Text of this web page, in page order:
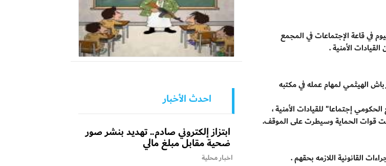
قاعة الإجتماعات في المجمع
الأمنية .
الهيثمي لمهام عمله في مكتبه
إجتماعا" للقيادات الأمنية ،
قوات الحماية وسيطرت على الموقف.
القانونية اللازمه بحقهم .
احدث الأخبار
ابتزاز إلكتروني صادم.. تهديد بنشر صور
ضحية مقابل مبلغ مالي
اخبار محلية